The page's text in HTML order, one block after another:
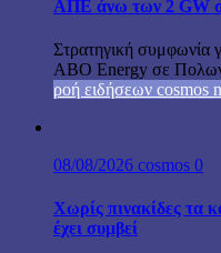
ΑΠΕ άνω των 2 GW
Στρατηγική συμφωνία
ABO Energy σε
ροή ειδήσεων cosmos
08/08/2026 cosmos 0
Χωρίς πινακίδες τα
έχει συμβεί